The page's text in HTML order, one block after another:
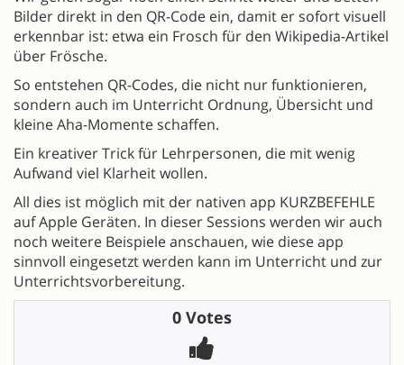
Bilder direkt in den QR-Code ein, damit er sofort visuell
erkennbar ist: etwa ein Frosch für den Wikipedia-Artikel
über Frösche.
So entstehen QR-Codes, die nicht nur funktionieren,
sondern auch im Unterricht Ordnung, Übersicht und
kleine Aha-Momente schaffen.
Ein kreativer Trick für Lehrpersonen, die mit wenig
Aufwand viel Klarheit wollen.
All dies ist möglich mit der nativen app KURZBEFEHLE
auf Apple Geräten. In dieser Sessions werden wir auch
noch weitere Beispiele anschauen, wie diese app
sinnvoll eingesetzt werden kann im Unterricht und zur
Unterrichtsvorbereitung.
0 Votes